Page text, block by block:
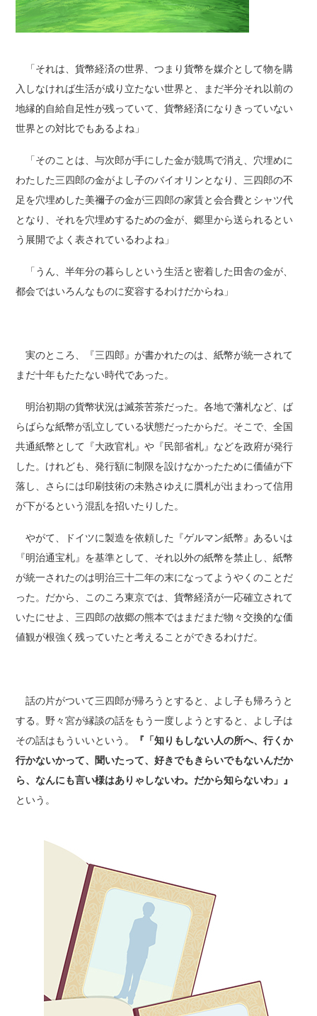
「それは、貨幣経済の世界、つまり貨幣を媒介として物を購
入しなければ生活が成り立たない世界と、まだ半分それ以前の
地縁的自給自足性が残っていて、貨幣経済になりきっていない
世界との対比でもあるよね」
「そのことは、与次郎が手にした金が競馬で消え、穴埋めに
わたした三四郎の金がよし子のバイオリンとなり、三四郎の不
足を穴埋めした美禰子の金が三四郎の家賃と会合費とシャツ代
となり、それを穴埋めするための金が、郷里から送られるとい
う展開でよく表されているわよね」
「うん、半年分の暮らしという生活と密着した田舎の金が、
都会ではいろんなものに変容するわけだからね」
実のところ、『三四郎』が書かれたのは、紙幣が統一されて
まだ十年もたたない時代であった。
明治初期の貨幣状況は滅茶苦茶だった。各地で藩札など、ば
らばらな紙幣が乱立している状態だったからだ。そこで、全国
共通紙幣として『大政官札』や『民部省札』などを政府が発行
した。けれども、発行額に制限を設けなかったために価値が下
落し、さらには印刷技術の未熟さゆえに贋札が出まわって信用
が下がるという混乱を招いたりした。
やがて、ドイツに製造を依頼した『ゲルマン紙幣』あるいは
『明治通宝札』を基準として、それ以外の紙幣を禁止し、紙幣
が統一されたのは明治三十二年の末になってようやくのことだ
った。だから、このころ東京では、貨幣経済が一応確立されて
いたにせよ、三四郎の故郷の熊本ではまだまだ物々交換的な価
値観が根強く残っていたと考えることができるわけだ。
話の片がついて三四郎が帰ろうとすると、よし子も帰ろうと
する。野々宮が縁談の話をもう一度しようとすると、よし子は
その話はもういいという。
『「知りもしない人の所へ、行くか
行かないかって、聞いたって、好きでもきらいでもないんだか
ら、なんにも言い様はありゃしないわ。だから知らないわ」』
という。